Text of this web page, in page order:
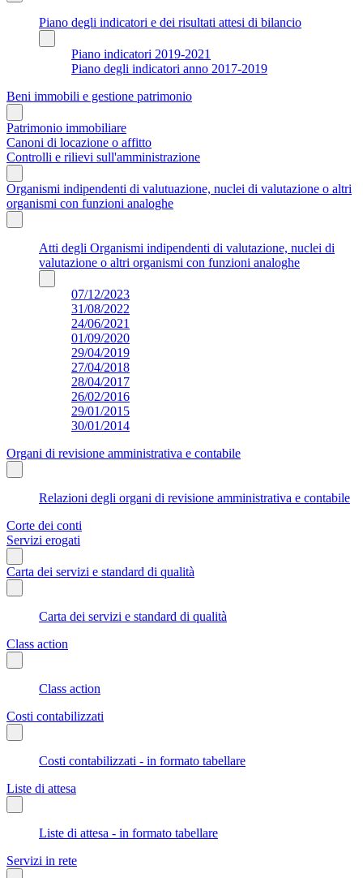
Piano degli indicatori e dei risultati attesi di bilancio
Piano indicatori 2019-2021
Piano degli indicatori anno 2017-2019
Beni immobili e gestione patrimonio
Patrimonio immobiliare
Canoni di locazione o affitto
Controlli e rilievi sull'amministrazione
Organismi indipendenti di valutuazione, nuclei di valutazione o altri
organismi con funzioni analoghe
Atti degli Organismi indipendenti di valutazione, nuclei di
valutazione o altri organismi con funzioni analoghe
07/12/2023
31/08/2022
24/06/2021
01/09/2020
29/04/2019
27/04/2018
28/04/2017
26/02/2016
29/01/2015
30/01/2014
Organi di revisione amministrativa e contabile
Relazioni degli organi di revisione amministrativa e contabile
Corte dei conti
Servizi erogati
Carta dei servizi e standard di qualità
Carta dei servizi e standard di qualità
Class action
Class action
Costi contabilizzati
Costi contabilizzati - in formato tabellare
Liste di attesa
Liste di attesa - in formato tabellare
Servizi in rete